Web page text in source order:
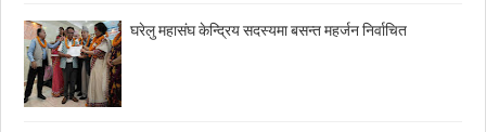
घरेलु महासंघ केन्द्रिय सदस्यमा बसन्त महर्जन निर्वाचित